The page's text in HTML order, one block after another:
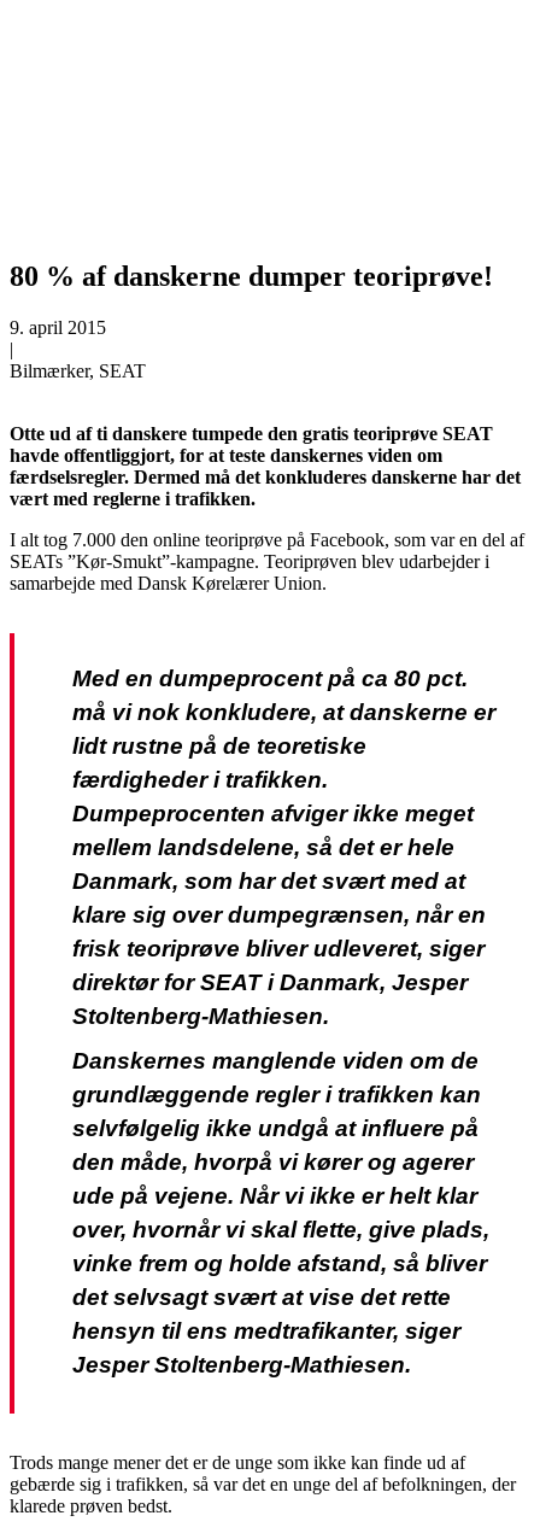
80 % af danskerne dumper teoriprøve!
9. april 2015
|
Bilmærker, SEAT
Otte ud af ti danskere tumpede den gratis teoriprøve SEAT
havde offentliggjort, for at teste danskernes viden om
færdselsregler. Dermed må det konkluderes danskerne har det
vært med reglerne i trafikken.
I alt tog 7.000 den online teoriprøve på Facebook, som var en del af
SEATs ”Kør-Smukt”-kampagne. Teoriprøven blev udarbejder i
samarbejde med Dansk Kørelærer Union.
Med en dumpeprocent på ca 80 pct.
må vi nok konkludere, at danskerne er
lidt rustne på de teoretiske
færdigheder i trafikken.
Dumpeprocenten afviger ikke meget
mellem landsdelene, så det er hele
Danmark, som har det svært med at
klare sig over dumpegrænsen, når en
frisk teoriprøve bliver udleveret, siger
direktør for SEAT i Danmark, Jesper
Stoltenberg-Mathiesen.
Danskernes manglende viden om de
grundlæggende regler i trafikken kan
selvfølgelig ikke undgå at influere på
den måde, hvorpå vi kører og agerer
ude på vejene. Når vi ikke er helt klar
over, hvornår vi skal flette, give plads,
vinke frem og holde afstand, så bliver
det selvsagt svært at vise det rette
hensyn til ens medtrafikanter, siger
Jesper Stoltenberg-Mathiesen.
Trods mange mener det er de unge som ikke kan finde ud af
gebærde sig i trafikken, så var det en unge del af befolkningen, der
klarede prøven bedst.